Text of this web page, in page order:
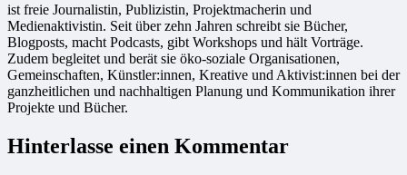
ist freie Jour­na­lis­tin, Publizistin, Projekt­ma­che­rin und
Medienaktivistin. Seit über zehn Jahren schreibt sie Bücher,
Blogposts, macht Podcasts, gibt Workshops und hält Vorträge.
Zudem begleitet und berät sie öko-soziale Organisationen,
Gemeinschaften, Künstler:innen, Kreative und Aktivist:innen bei der
ganzheitlichen und nachhaltigen Planung und Kommunikation ihrer
Projekte und Bücher.
Hinterlasse einen Kommentar